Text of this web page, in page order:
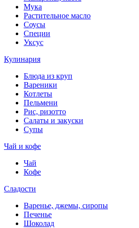
Мука
Растительное масло
Соусы
Специи
Уксус
Кулинария
Блюда из круп
Вареники
Котлеты
Пельмени
Рис, ризотто
Салаты и закуски
Супы
Чай и кофе
Чай
Кофе
Сладости
Варенье, джемы, сиропы
Печенье
Шоколад